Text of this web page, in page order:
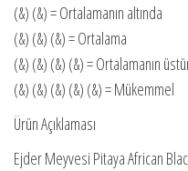
(&) (&) = Ortalamanın altında
(&) (&) (&) = Ortalama
(&) (&) (&) (&) = Ortalamanın
(&) (&) (&) (&) (&) = Mükemmel
Ürün Açıklaması
Ejder Meyvesi Pitaya African